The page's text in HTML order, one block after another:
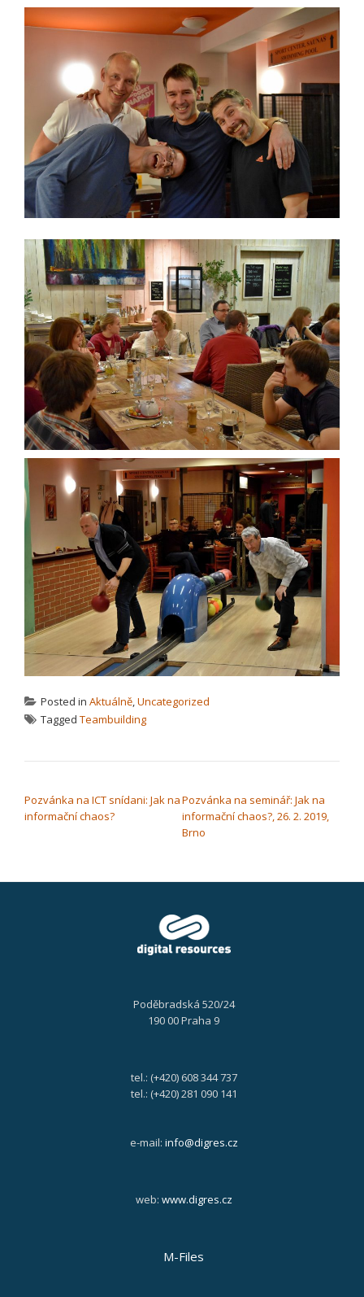
Posted in Aktuálně,Uncategorized
Tagged Teambuilding
Pozvánka na ICT snídani: Jak na
informační chaos?
Pozvánka na seminář: Jak na
informační chaos?, 26. 2. 2019,
Brno
Poděbradská 520/24
190 00 Praha 9
tel.: (+420) 608 344 737
tel.: (+420) 281 090 141
e-mail: info@digres.cz
web: www.digres.cz
M-Files